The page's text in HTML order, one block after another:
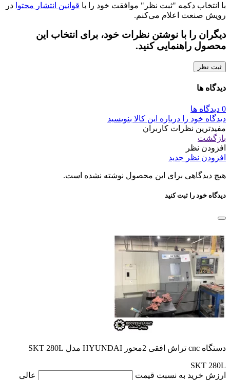
با انتخاب دکمه "ثبت نظر" موافقت خود را با قوانین انتشار محتوا در
رویش صنعت اعلام می‌کنم.
دیگران را با نوشتن نظرات خود، برای انتخاب این
محصول راهنمایی کنید.
ثبت نظر
دیدگاه ها
0 دیدگاه ها
دیدگاه خود را درباره این کالا بنویسید
مفیدترین نظرات کاربران
بازگشت
افزودن نظر
افزودن نظر جدید
هیچ دیدگاهی برای این محصول نوشته نشده است.
دیدگاه خود را ثبت کنید
دستگاه cnc تراش افقی 2محور HYUNDAI مدل SKT 280L
SKT 280L
ارزش خرید به نسبت قیمت
عالی